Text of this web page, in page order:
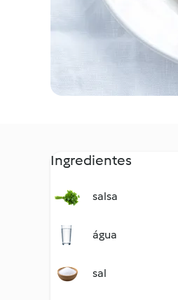
Ingredientes
salsa
água
sal